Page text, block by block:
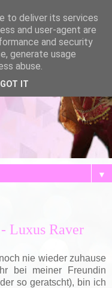
▼
Luxus Raver
nie wieder zuhause
bei meiner Freundin
so geratscht), bin ich
to deliver its services
and user-agent are
and security
generate usage
abuse.
GOT IT